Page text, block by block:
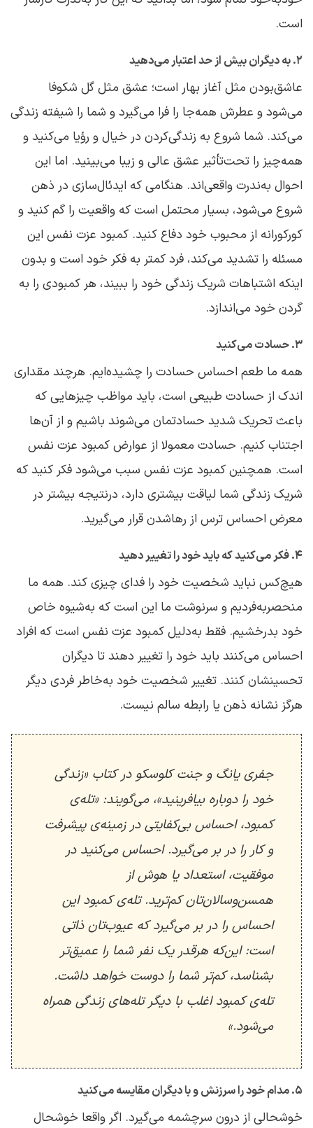
است.
۲. به دیگران بیش از حد اعتبار می‌دهید
عاشق‌بودن مثل آغاز بهار است؛ عشق مثل گل شکوفا
می‌شود و عطرش همه‌جا را فرا می‌گیرد و شما را شیفته زندگی
می‌کند. شما شروع به زندگی‌کردن در خیال و رؤیا می‌کنید و
همه‌چیز را تحت‌تأثیر عشق عالی و زیبا می‌بینید. اما این
احوال به‌ندرت واقعی‌اند. هنگامی که ایدئال‌سازی در ذهن
شروع می‌شود، بسیار محتمل است که واقعیت را گم کنید و
کورکورانه از محبوب خود دفاع کنید. کمبود عزت نفس این
مسئله را تشدید می‌کند، فرد کمتر به فکر خود است و بدون
اینکه اشتباهات شریک زندگی خود را ببیند، هر کمبودی را به
گردن خود می‌اندازد.
۳. حسادت می‌کنید
همه ما طعم احساس حسادت را چشیده‌ایم. هرچند مقداری
اندک از حسادت طبیعی است، باید مواظب چیزهایی که
باعث تحریک شدید حسادتمان می‌شوند باشیم و از آن‌ها
اجتناب کنیم. حسادت معمولا از عوارض کمبود عزت نفس
است. همچنین کمبود عزت نفس سبب می‌شود فکر کنید که
شریک زندگی شما لیاقت بیشتری دارد، درنتیجه بیشتر در
معرض احساس ترس از رهاشدن قرار می‌گیرید.
۴. فکر می‌کنید که باید خود را تغییر دهید
هیچ‌کس نباید شخصیت خود را فدای چیزی کند. همه ما
منحصربه‌فردیم و سرنوشت ما این است که به‌شیوه خاص
خود بدرخشیم. فقط به‌دلیل کمبود عزت نفس است که افراد
احساس می‌کنند باید خود را تغییر دهند تا دیگران
تحسینشان کنند. تغییر شخصیت خود به‌خاطر فردی دیگر
هرگز نشانه ذهن یا رابطه سالم نیست.
جفری یانگ و جنت کلوسکو در کتاب «زندگی
خود را دوباره بیافرینید»، می‌گویند: «تله‌ی
کمبود، احساس بی‌کفایتی در زمینه‌ی پیشرفت
و کار را در بر می‌گیرد. احساس می‌کنید در
موفقیت، استعداد یا هوش از
همسن‌وسالان‌تان کم‌ترید. تله‌ی کمبود این
احساس را در بر می‌گیرد که عیوب‌تان ذاتی
است: این‌که هرقدر یک نفر شما را عمیق‌تر
بشناسد، کم‌تر شما را دوست خواهد داشت.
تله‌ی کمبود اغلب با دیگر تله‌های زندگی همراه
می‌شود.»
۵. مدام خود را سرزنش و با دیگران مقایسه می‌کنید
خوشحالی از درون سرچشمه می‌گیرد. اگر واقعا خوشحال